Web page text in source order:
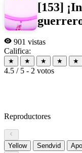
[153]
901 vistas
Califica:
★ ★ ★ ★ ★
4.5 / 5 - 2 votos
Reproductores
Yellow Sendvid